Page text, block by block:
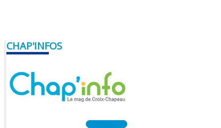
CHAP'INFOS